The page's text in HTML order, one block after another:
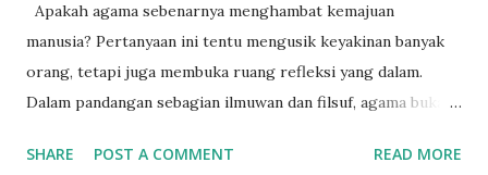
Apakah agama sebenarnya menghambat kemajuan
manusia? Pertanyaan ini tentu mengusik keyakinan banyak
orang, tetapi juga membuka ruang refleksi yang dalam.
Dalam pandangan sebagian ilmuwan dan filsuf, agama bukan
yang “meredam” ambisi manusia agar tidak melampaui batas
SHARE POST A COMMENT READ MORE